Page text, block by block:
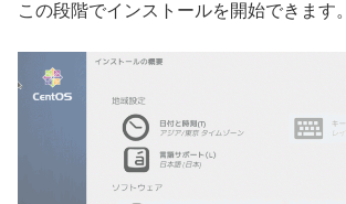
この段階でインストールを開始できます。